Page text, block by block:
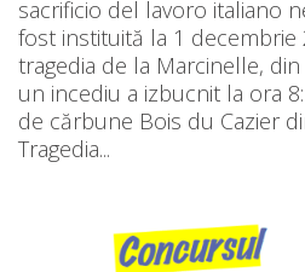
sacrificio del lavoro italiano
fost instituită la 1 decembrie
tragedia de la Marcinelle,
un incediu a izbucnit la ora
de cărbune Bois du Cazier
Tragedia...